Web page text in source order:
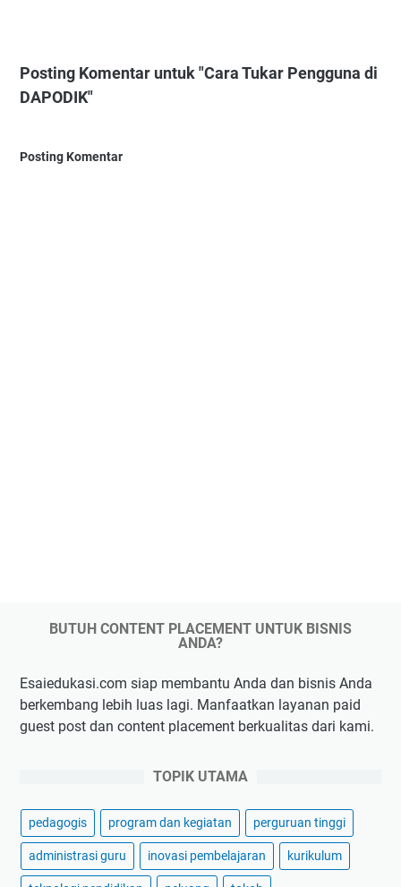
Posting Komentar untuk "Cara Tukar Pengguna di
DAPODIK"
Posting Komentar
BUTUH CONTENT PLACEMENT UNTUK BISNIS
ANDA?
Esaiedukasi.com siap membantu Anda dan bisnis Anda
berkembang lebih luas lagi. Manfaatkan layanan paid
guest post dan content placement berkualitas dari kami.
TOPIK UTAMA
pedagogis program dan kegiatan perguruan tinggi
administrasi guru inovasi pembelajaran kurikulum